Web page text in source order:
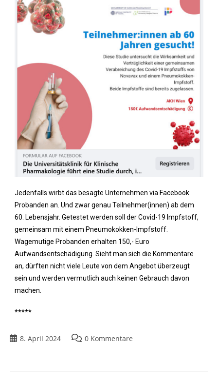
Jedenfalls wirbt das besagte Unternehmen via Facebook
Probanden an. Und zwar genau Teilnehmer(innen) ab dem
60. Lebensjahr. Getestet werden soll der Covid-19 Impfstoff,
gemeinsam mit einem Pneumokokken-Impfstoff.
Wagemutige Probanden erhalten 150,- Euro
Aufwandsentschädigung. Sieht man sich die Kommentare
an, dürften nicht viele Leute von dem Angebot überzeugt
sein und werden vermutlich auch keinen Gebrauch davon
machen.
*****
8. April 2024 0 Kommentare